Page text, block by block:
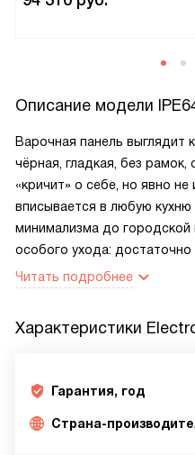
Описание модели
Варочная панель выглядит
чёрная, гладкая, без
«кричит» о себе, но явно не
вписывается в любую
минимализма до городской
особого ухода: достаточно
Читать подробнее
Характеристики
Гарантия, год
Страна-